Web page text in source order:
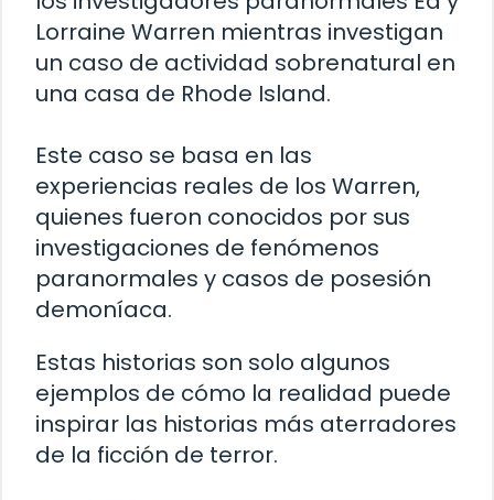
Lorraine Warren mientras investigan
un caso de actividad sobrenatural en
una casa de Rhode Island.
Este caso se basa en las
experiencias reales de los Warren,
quienes fueron conocidos por sus
investigaciones de fenómenos
paranormales y casos de posesión
demoníaca.
Estas historias son solo algunos
ejemplos de cómo la realidad puede
inspirar las historias más aterradores
de la ficción de terror.